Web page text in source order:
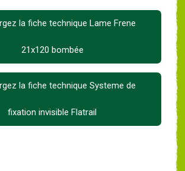
la fiche technique Lame Frene
21x120 bombée
la fiche technique Systeme de
fixation invisible Flatrail